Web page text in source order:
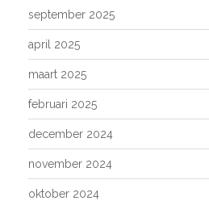
september 2025
april 2025
maart 2025
februari 2025
december 2024
november 2024
oktober 2024